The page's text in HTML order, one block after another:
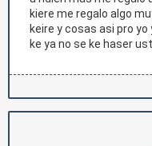
kiere me regalo algo
keire y cosas asi pro
ke ya no se ke haser